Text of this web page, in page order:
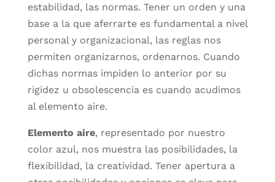
estabilidad, las normas. Tener un orden y una
base a la que aferrarte es fundamental a nivel
personal y organizacional, las reglas nos
permiten organizarnos, ordenarnos. Cuando
dichas normas impiden lo anterior por su
rigidez u obsolescencia es cuando acudimos
al elemento aire.
Elemento aire, representado por nuestro
color azul, nos muestra las posibilidades, la
flexibilidad, la creatividad. Tener apertura a